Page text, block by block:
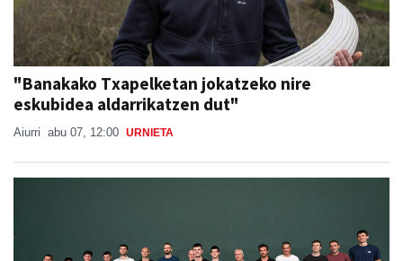
"Banakako Txapelketan jokatzeko nire
eskubidea aldarrikatzen dut"
Aiurri abu 07, 12:00 URNIETA